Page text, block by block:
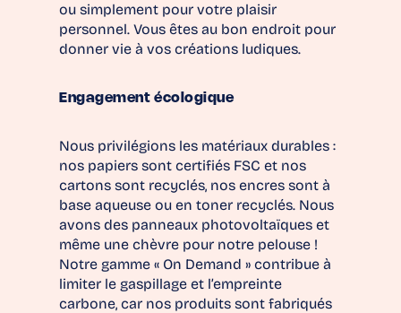
ou simplement pour votre plaisir
personnel. Vous êtes au bon endroit pour
donner vie à vos créations ludiques.
Engagement écologique
Nous privilégions les matériaux durables :
nos papiers sont certifiés FSC et nos
cartons sont recyclés, nos encres sont à
base aqueuse ou en toner recyclés. Nous
avons des panneaux photovoltaïques et
même une chèvre pour notre pelouse !
Notre gamme « On Demand » contribue à
limiter le gaspillage et l’empreinte
carbone, car nos produits sont fabriqués